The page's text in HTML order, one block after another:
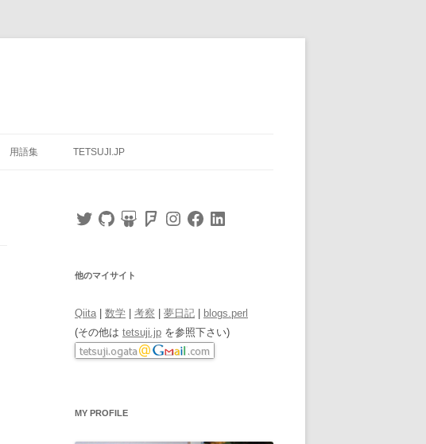
用語集 TETSUJI.JP
TwitterGitHubSlideShareFoursquare
InstagramFacebookLinkedIn
他のマイサイト
Qiita 数学 考察 夢日記
blogs.perl
(その他は tetsuji.jp を参照下さい)
MY PROFILE